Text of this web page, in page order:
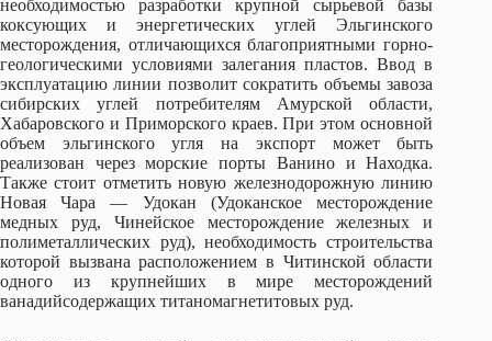
необходимостью разработки крупной сырьевой базы
коксующих и энергетических углей Эльгинского
месторождения, отличающихся благоприятными горно-
геологическими условиями залегания пластов. Ввод в
эксплуатацию линии позволит сократить объемы завоза
сибирских углей потребителям Амурской области,
Хабаровского и Приморского краев. При этом основной
объем эльгинского угля на экспорт может быть
реализован через морские порты Ванино и Находка.
Также стоит отметить новую железнодорожную линию
Новая Чара — Удокан (Удоканское месторождение
медных руд, Чинейское месторождение железных и
полиметаллических руд), необходимость строительства
которой вызвана расположением в Читинской области
одного из крупнейших в мире месторождений
ванадийсодержащих титаномагнетитовых руд.